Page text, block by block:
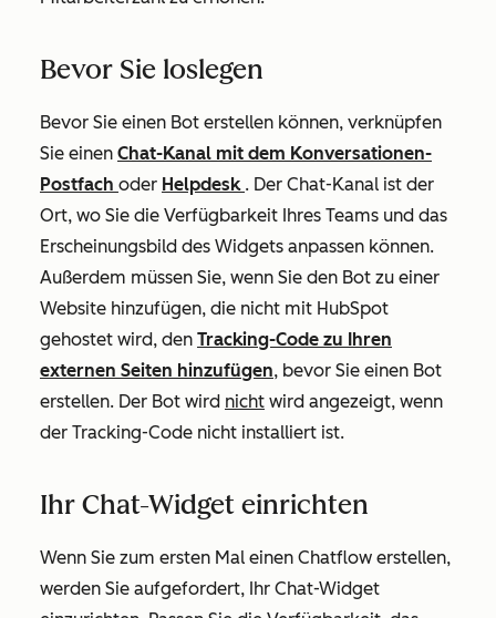
Bevor Sie loslegen
Bevor Sie einen Bot erstellen können, verknüpfen
Sie einen Chat-Kanal mit dem Konversationen-
Postfach oder Helpdesk . Der Chat-Kanal ist der
Ort, wo Sie die Verfügbarkeit Ihres Teams und das
Erscheinungsbild des Widgets anpassen können.
Außerdem müssen Sie, wenn Sie den Bot zu einer
Website hinzufügen, die nicht mit HubSpot
gehostet wird, den Tracking-Code zu Ihren
externen Seiten hinzufügen, bevor Sie einen Bot
erstellen. Der Bot wird nicht wird angezeigt, wenn
der Tracking-Code nicht installiert ist.
Ihr Chat-Widget einrichten
Wenn Sie zum ersten Mal einen Chatflow erstellen,
werden Sie aufgefordert, Ihr Chat-Widget